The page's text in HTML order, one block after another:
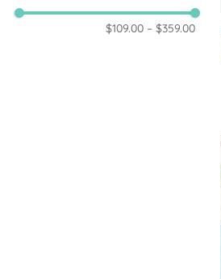
$109.00 – $359.00